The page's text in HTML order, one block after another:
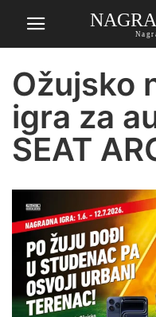
Ožujsko
igra za
SEAT